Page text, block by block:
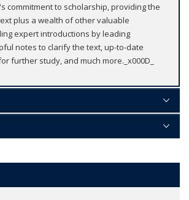
commitment to scholarship, providing the
plus a wealth of other valuable
expert introductions by leading
notes to clarify the text, up-to-date
further study, and much more._x000D_